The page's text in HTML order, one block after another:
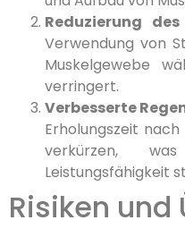
Reduzierung
Verwendung von
Muskelgewebe
verringert.
Verbesserte
Erholungszeit
verkürzen,
Leistungsfähigkeit
Risiken und